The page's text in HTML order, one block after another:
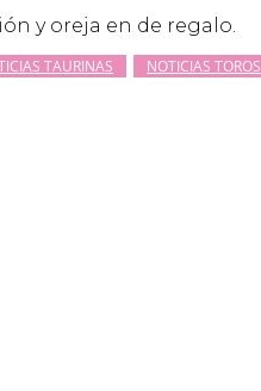
y oreja en de regalo.
TAURINAS NOTICIAS TOROS